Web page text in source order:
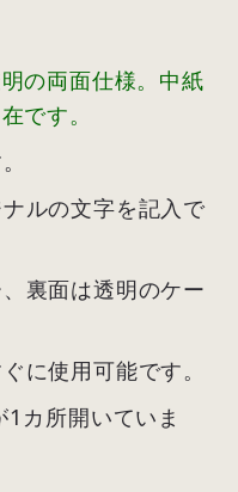
の両面仕様。中紙
です。
ルの文字を記入で
裏面は透明のケー
に使用可能です。
カ所開いていま